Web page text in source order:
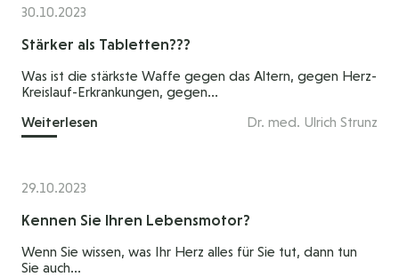
30.10.2023
Stärker als Tabletten???
Was ist die stärkste Waffe gegen das Altern, gegen Herz-
Kreislauf-Erkrankungen, gegen...
Weiterlesen
Dr. med. Ulrich Strunz
29.10.2023
Kennen Sie Ihren Lebensmotor?
Wenn Sie wissen, was Ihr Herz alles für Sie tut, dann tun
Sie auch...